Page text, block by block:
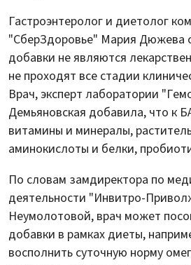
Гастроэнтеролог и диетолог
"СберЗдоровье" Мария Дюжева
добавки не являются
не проходят все стадии
Врач, эксперт лаборатории
Демьяновская добавила, что к
витамины и минералы,
аминокислоты и белки,
По словам замдиректора по
деятельности "Инвитро-
Неумолотовой, врач может
добавки в рамках диеты,
восполнить суточную норму